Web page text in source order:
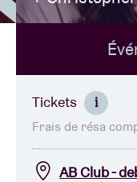
Location de
BRDCST
ABtv
Tickets i
Frais de résa
AB Club -